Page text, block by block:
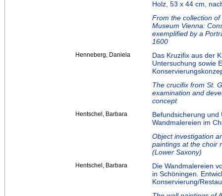
Holz, 53 x 44 cm,
From the collection
Museum Vienna:
exemplified by a
1600
Henneberg, Daniela
Das Kruzifix aus der
Untersuchung sowie
The crucifix from St.
examination and
concept
Hentschel, Barbara
Befundsicherung
Wandmalereien im
Object investigation
paintings at the choir
(Lower Saxony)
Hentschel, Barbara
Die Wandmalereien
in Schöningen.
Konservierung/